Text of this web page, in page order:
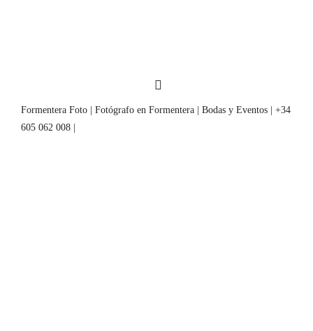
Formentera Foto | Fotógrafo en Formentera | Bodas y Eventos | +34
605 062 008 |